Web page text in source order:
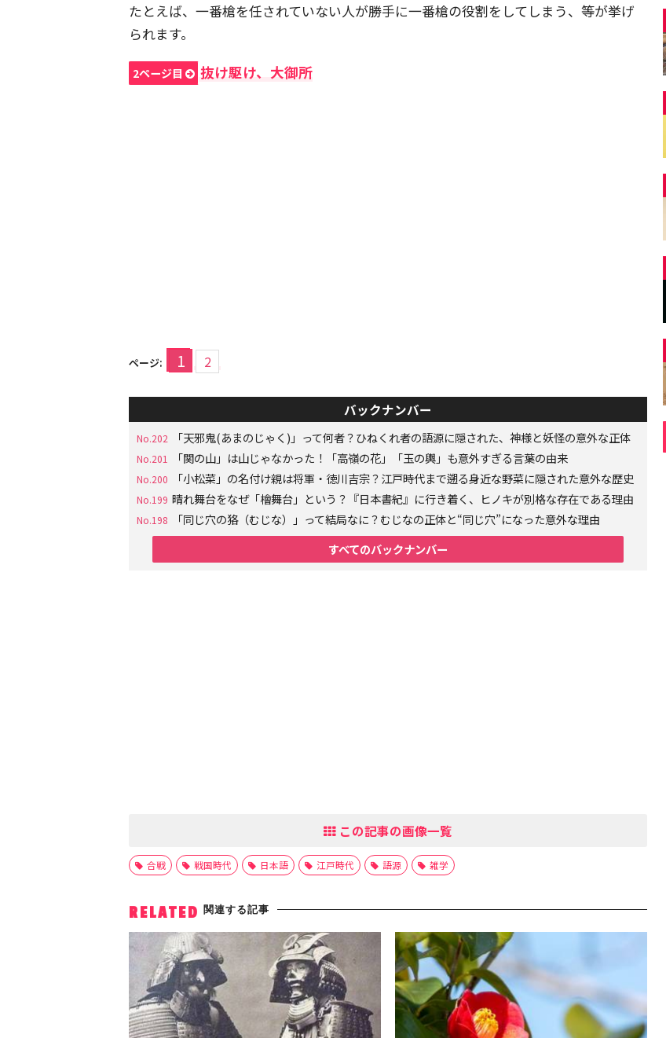
たとえば、一番槍を任されていない人が勝手に一番槍の役割をしてしまう、等が挙げ
られます。
2ページ目 抜け駆け、大御所
ページ: 1 2
バックナンバー
No.202 「天邪鬼(あまのじゃく)」って何者？ひねくれ者の語源に隠された、神様と妖怪の意外な正体
No.201 「関の山」は山じゃなかった！「高嶺の花」「玉の輿」も意外すぎる言葉の由来
No.200 「小松菜」の名付け親は将軍・徳川吉宗？江戸時代まで遡る身近な野菜に隠された意外な歴史
No.199 晴れ舞台をなぜ「檜舞台」という？『日本書紀』に行き着く、ヒノキが別格な存在である理由
No.198
「同じ穴の狢（むじな）」って結局なに？むじなの正体と“同じ穴”になった意外な理由
すべてのバックナンバー
この記事の画像一覧
合戦 戦国時代 日本語 江戸時代 語源 雑学
RELATED 関連する記事